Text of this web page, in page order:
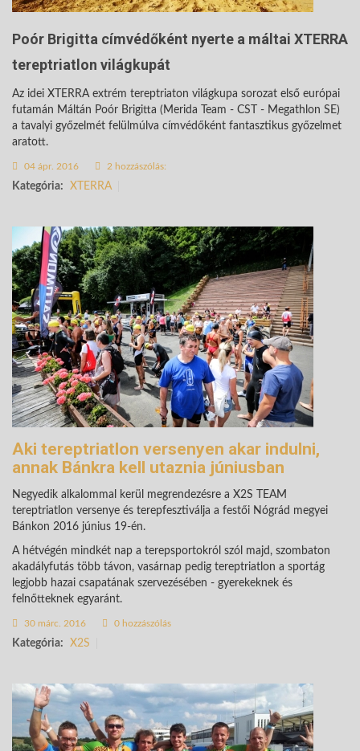
Poór Brigitta címvédőként nyerte a máltai XTERRA
tereptriatlon világkupát
Az idei XTERRA extrém tereptriaton világkupa sorozat első európai
futamán Máltán Poór Brigitta (Merida Team - CST - Megathlon SE)
a tavalyi győzelmét felülmúlva címvédőként fantasztikus győzelmet
aratott.
04 ápr. 2016 2 hozzászólás:
Kategória: XTERRA
Aki tereptriatlon versenyen akar indulni,
annak Bánkra kell utaznia júniusban
Negyedik alkalommal kerül megrendezésre a X2S TEAM
tereptriatlon versenye és terepfesztiválja a festői Nógrád megyei
Bánkon 2016 június 19-én.
A hétvégén mindkét nap a terepsportokról szól majd, szombaton
akadályfutás több távon, vasárnap pedig tereptriatlon a sportág
legjobb hazai csapatának szervezésében - gyerekeknek és
felnőtteknek egyaránt.
30 márc. 2016 0 hozzászólás
Kategória: X2S